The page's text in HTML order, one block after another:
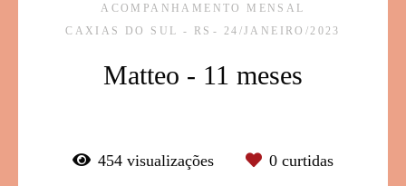
ACOMPANHAMENTO MENSAL
CAXIAS DO SUL - RS
24/JANEIRO/2023
Matteo - 11 meses
454 visualizações 0 curtidas